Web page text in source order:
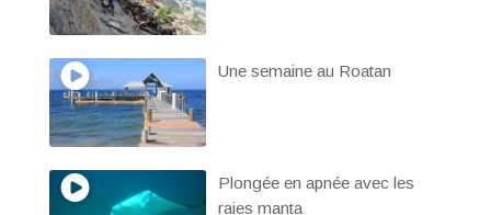
Une semaine au Roatan
Plongée en apnée avec les
raies manta